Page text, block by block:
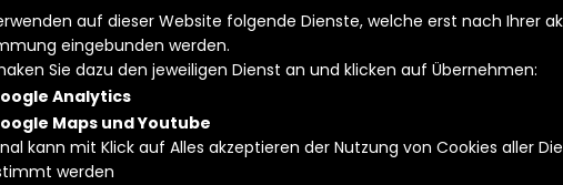
vorbehalten.
Kontakt|
auf dieser Website folgende Dienste, welche erst nach Ihrer
eingebunden werden.
Sie dazu den jeweiligen Dienst an und klicken auf Übernehmen:
Analytics
Maps und Youtube
kann mit Klick auf Alles akzeptieren der Nutzung von Cookies aller
werden